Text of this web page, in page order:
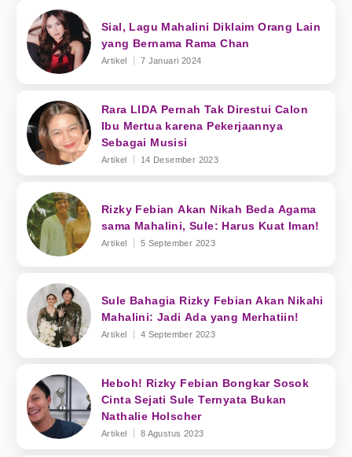
Sial, Lagu Mahalini Diklaim Orang Lain
yang Bernama Rama Chan
Artikel 7 Januari 2024
Rara LIDA Pernah Tak Direstui Calon
Ibu Mertua karena Pekerjaannya
Sebagai Musisi
Artikel 14 Desember 2023
Rizky Febian Akan Nikah Beda Agama
sama Mahalini, Sule: Harus Kuat Iman!
Artikel 5 September 2023
Sule Bahagia Rizky Febian Akan Nikahi
Mahalini: Jadi Ada yang Merhatiin!
Artikel 4 September 2023
Heboh! Rizky Febian Bongkar Sosok
Cinta Sejati Sule Ternyata Bukan
Nathalie Holscher
Artikel 8 Agustus 2023